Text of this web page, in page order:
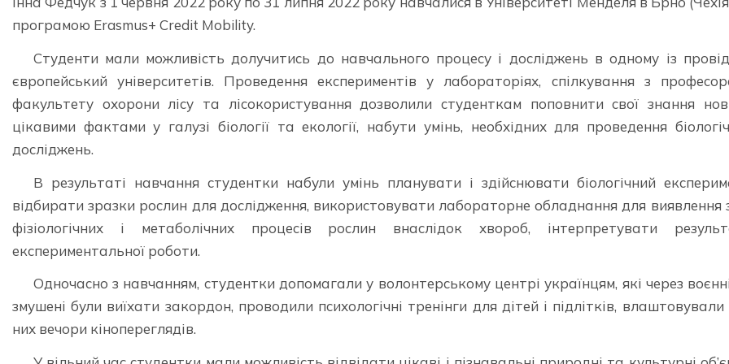
програмою Erasmus+ Credit Mobility.
Студенти мали можливість долучитись до навчального процесу і досліджень в одному із
європейський університетів. Проведення експериментів у лабораторіях, спілкування з
факультету охорони лісу та лісокористування дозволили студенткам поповнити свої знання
цікавими фактами у галузі біології та екології, набути умінь, необхідних для проведення
досліджень.
В результаті навчання студентки набули умінь планувати і здійснювати біологічний
відбирати зразки рослин для дослідження, використовувати лабораторне обладнання для виявлення
фізіологічних і метаболічних процесів рослин внаслідок хвороб, інтерпретувати
експериментальної роботи.
Одночасно з навчанням, студентки допомагали у волонтерському центрі українцям, які через
змушені були виїхати закордон, проводили психологічні тренінги для дітей і підлітків,
них вечори кінопереглядів.